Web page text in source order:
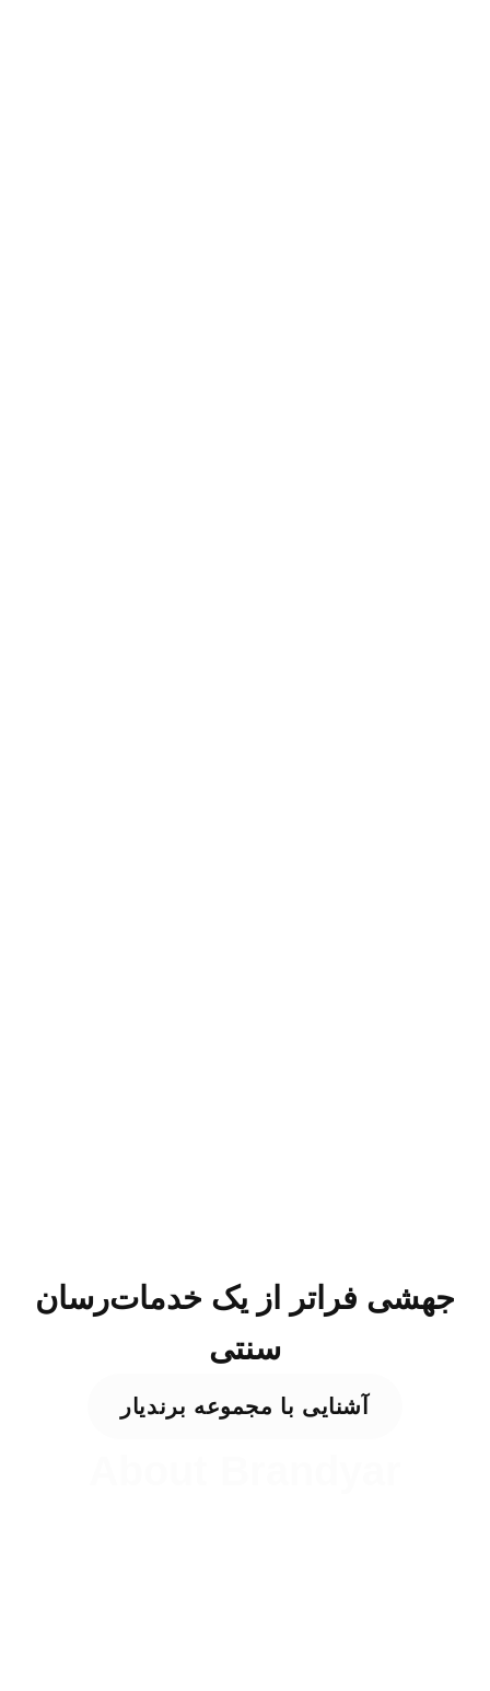
جهشی فراتر از یک خدمات‌رسان
سنتی
آشنایی با مجموعه برندیار